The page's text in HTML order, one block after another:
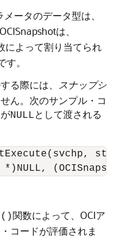
メータのデータ型は、
は、
によって割り当てられ
。
る際には、
スナップシ
ん。次のサンプル・コ
NULLとして渡される
関数によって、OCIア
コードが評価されま